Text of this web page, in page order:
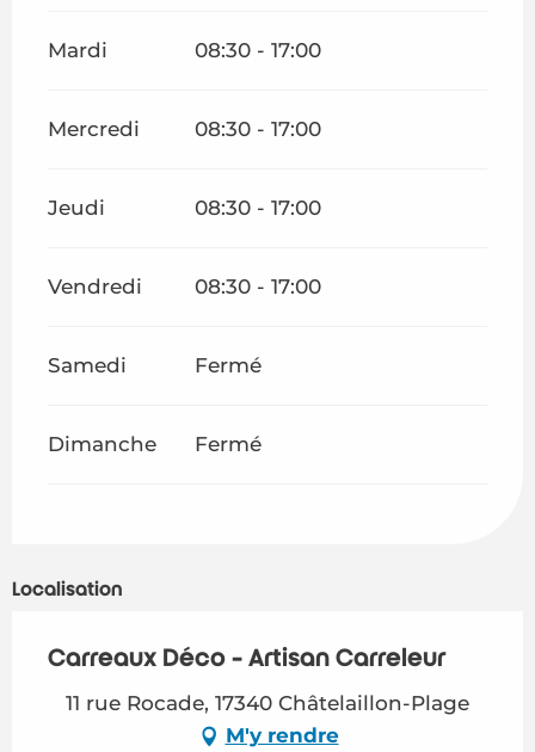
Mardi 08:30 - 17:00
Mercredi 08:30 - 17:00
Jeudi 08:30 - 17:00
Vendredi 08:30 - 17:00
Samedi Fermé
Dimanche Fermé
Localisation
Carreaux Déco - Artisan Carreleur
11 rue Rocade, 17340 Châtelaillon-Plage
M'y rendre